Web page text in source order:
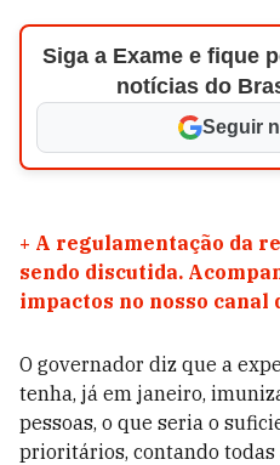
Siga a Exame e fique
notícias do
Seguir
+ A regulamentação da
sendo discutida.
impactos no nosso canal
O governador diz que a
tenha, já em janeiro,
pessoas, o que seria o
prioritários, contando todas